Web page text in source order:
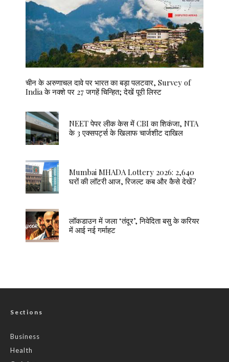
चीन के अरुणाचल दावे पर भारत का बड़ा पलटवार, Survey of
India के नक्शे पर 27 जगहें चिन्हित; देखें पूरी लिस्ट
NEET पेपर लीक केस में CBI का शिकंजा, NTA
के 3 एक्सपर्ट्स के खिलाफ चार्जशीट दाखिल
Mumbai MHADA Lottery 2026: 2,640
घरों की लॉटरी आज, रिजल्ट कब और कैसे देखें?
लॉकडाउन में जला ‘तंदूर’, निवेदिता बसु के करियर
में आई नई गर्माहट
Sections
Business
Health